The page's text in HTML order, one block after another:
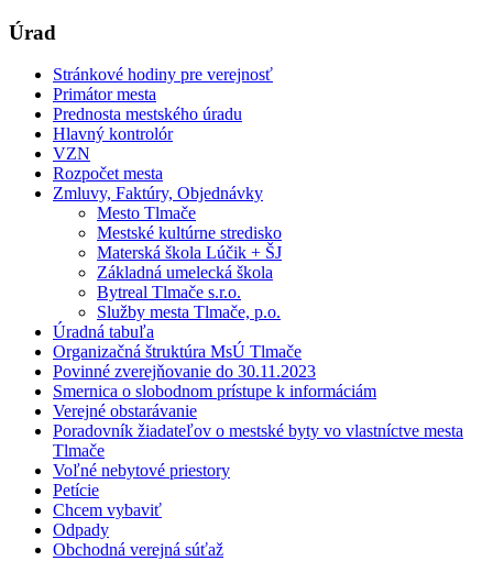
Úrad
Stránkové hodiny pre verejnosť
Primátor mesta
Prednosta mestského úradu
Hlavný kontrolór
VZN
Rozpočet mesta
Zmluvy, Faktúry, Objednávky
Mesto Tlmače
Mestské kultúrne stredisko
Materská škola Lúčik + ŠJ
Základná umelecká škola
Bytreal Tlmače s.r.o.
Služby mesta Tlmače, p.o.
Úradná tabuľa
Organizačná štruktúra MsÚ Tlmače
Povinné zverejňovanie do 30.11.2023
Smernica o slobodnom prístupe k informáciám
Verejné obstarávanie
Poradovník žiadateľov o mestské byty vo vlastníctve mesta
Tlmače
Voľné nebytové priestory
Petície
Chcem vybaviť
Odpady
Obchodná verejná súťaž